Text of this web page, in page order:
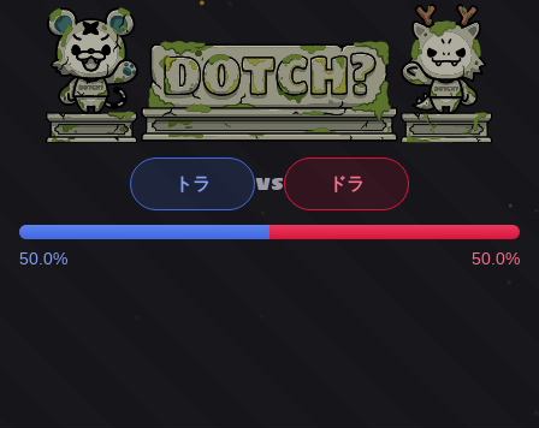
トラ VS ドラ
50.0% 50.0%